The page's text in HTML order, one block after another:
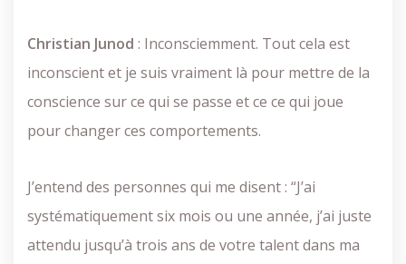
Christian Junod : Inconsciemment. Tout cela est
inconscient et je suis vraiment là pour mettre de la
conscience sur ce qui se passe et ce ce qui joue
pour changer ces comportements.
J’entend des personnes qui me disent : “J’ai
systématiquement six mois ou une année, j’ai juste
attendu jusqu’à trois ans de votre talent dans ma